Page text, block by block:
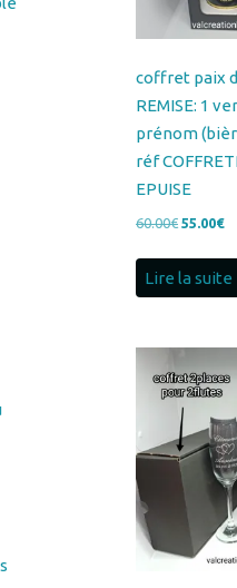
coffret paix
REMISE: 1
prénom
réf
EPUISE
60.00€Le
était :
55.00€Le
Coffret
coeurs